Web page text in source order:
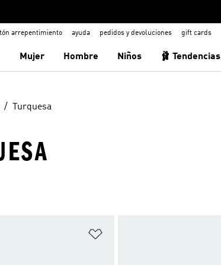
arrepentimiento ayuda pedidos y devoluciones gift cards
Mujer Hombre Niños 🩰 Tendencias
Turquesa